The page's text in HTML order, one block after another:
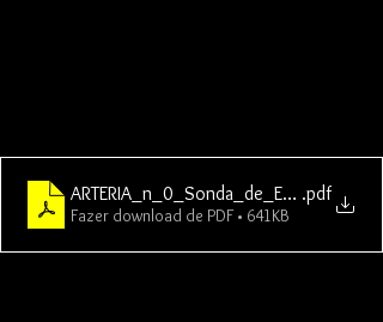
ARTERIA_n_0_Sonda_de_Eco .pdf
Fazer download de PDF • 641KB